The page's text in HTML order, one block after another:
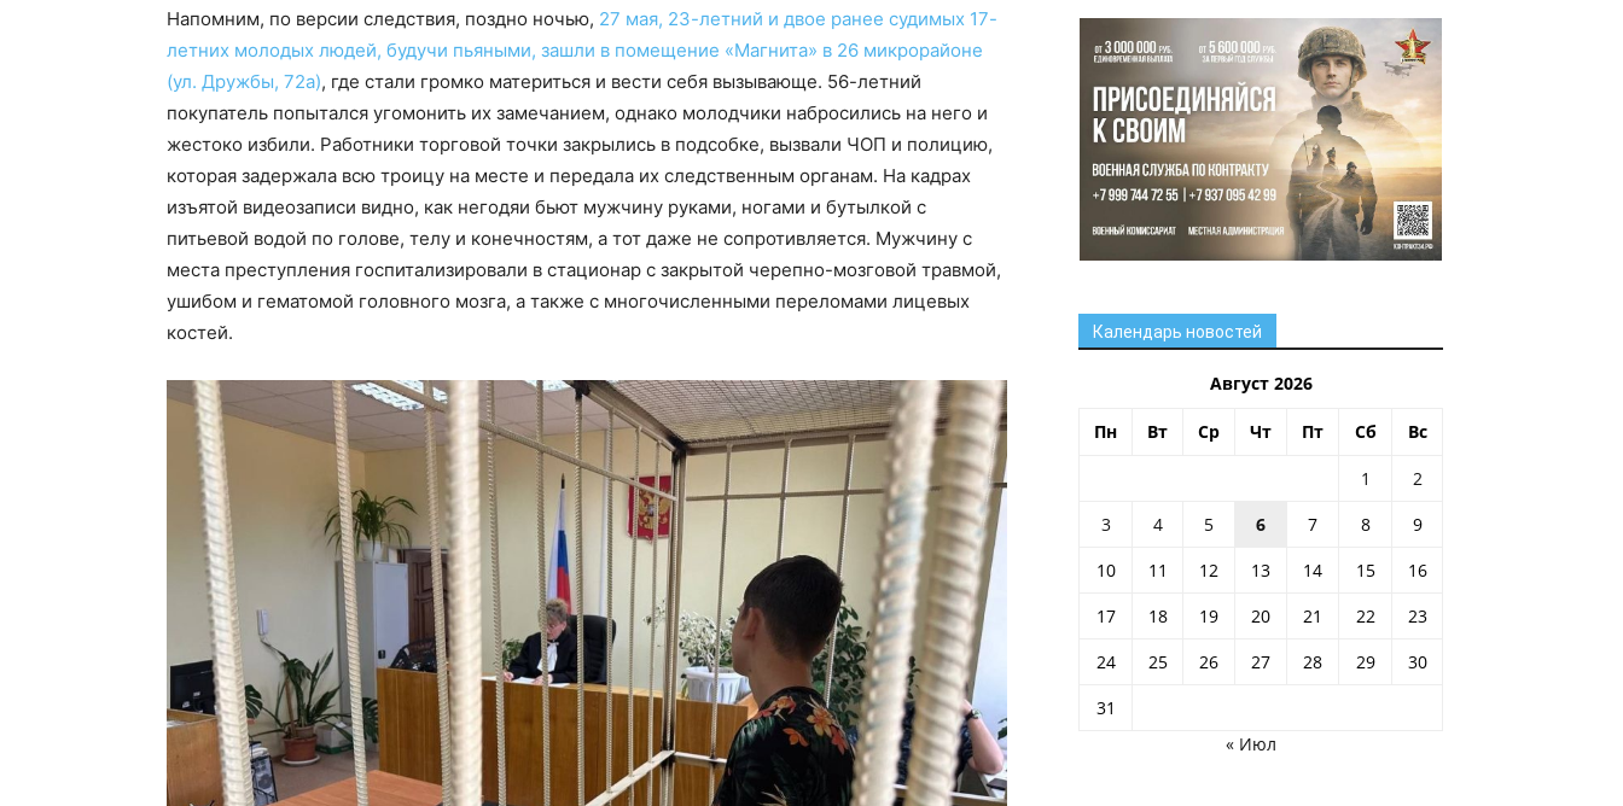
Напомним, по версии следствия, поздно ночью, 27 мая, 23-летний и двое ранее судимых 17-
летних молодых людей, будучи пьяными, зашли в помещение «Магнита» в 26 микрорайоне
(ул. Дружбы, 72а), где стали громко материться и вести себя вызывающе. 56-летний
покупатель попытался угомонить их замечанием, однако молодчики набросились на него и
жестоко избили. Работники торговой точки закрылись в подсобке, вызвали ЧОП и полицию,
которая задержала всю троицу на месте и передала их следственным органам. На кадрах
изъятой видеозаписи видно, как негодяи бьют мужчину руками, ногами и бутылкой с
питьевой водой по голове, телу и конечностям, а тот даже не сопротивляется. Мужчину с
места преступления госпитализировали в стационар с закрытой черепно-мозговой травмой,
ушибом и гематомой головного мозга, а также с многочисленными переломами лицевых
костей.
Календарь новостей
Август 2026
Пн Вт Ср Чт Пт Сб Вс
1
2
3
4 5 6 7 8
9
10
11 12 13 14 15
16
17
18 19 20 21 22
23
24
25 26 27 28 29
30
31
« Июл